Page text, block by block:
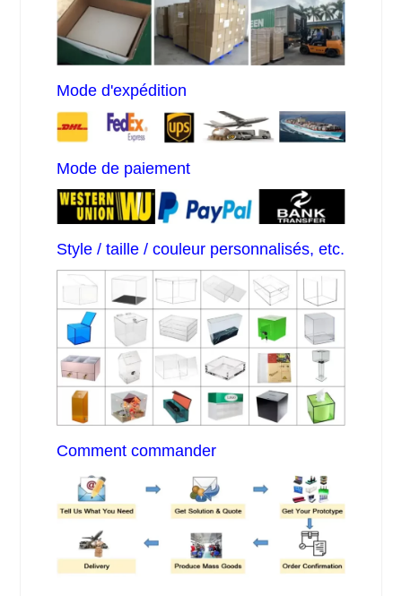
Mode d'expédition
Mode de paiement
Style / taille / couleur personnalisés, etc.
Comment commander